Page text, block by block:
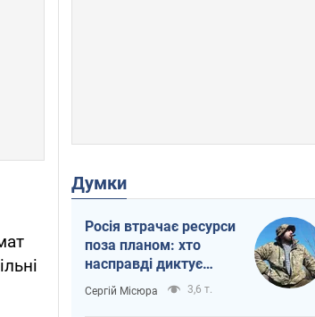
Думки
Росія втрачає ресурси
поза планом: хто
насправді диктує
темп війни
Сергій Місюра 3,6 т.